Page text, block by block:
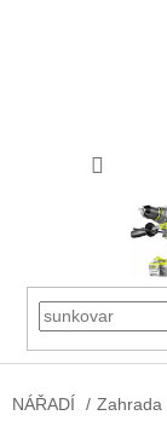
NÁŘADÍ / Zahrada